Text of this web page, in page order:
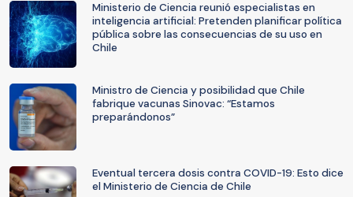
Ministerio de Ciencia reunió especialistas en
inteligencia artificial: Pretenden planificar política
pública sobre las consecuencias de su uso en
Chile
Ministro de Ciencia y posibilidad que Chile
fabrique vacunas Sinovac: “Estamos
preparándonos”
Eventual tercera dosis contra COVID-19: Esto dice
el Ministerio de Ciencia de Chile